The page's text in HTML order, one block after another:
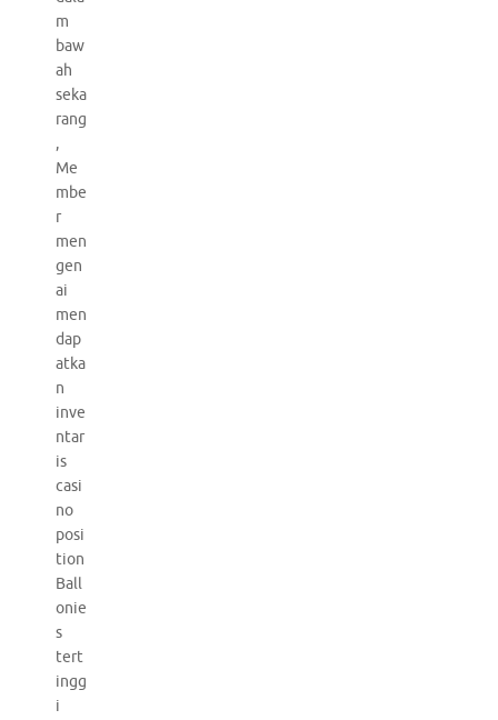
m
baw
ah
seka
rang
,
Me
mbe
r
men
gen
ai
men
dap
atka
n
inve
ntar
is
casi
no
posi
tion
Ball
onie
s
tert
ingg
i